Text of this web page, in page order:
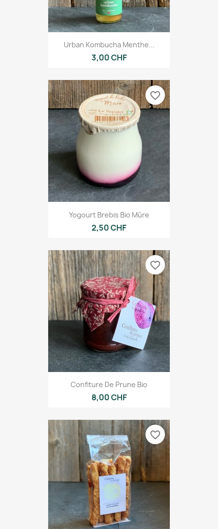
Urban Kombucha Menthe...
3,00 CHF
Yogourt Brebis Bio Mûre
2,50 CHF
favorite_border
Confiture De Prune Bio
8,00 CHF
favorite_border
favorite_border